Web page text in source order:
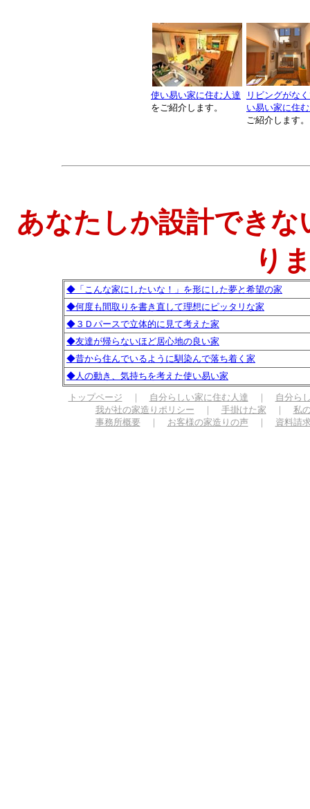
使い易い家に住む人達
をご紹介します。
リビングがな
い易い家に住
ご紹介します。
あなたしか設計でき
り
◆「こんな家にしたいな！」を形にした夢と希望の家
◆何度も間取りを書き直して理想にピッタリな家
◆３Ｄパースで立体的に見て考えた家
◆友達が帰らないほど居心地の良い家
◆昔から住んでいるように馴染んで落ち着く家
◆人の動き、気持ちを考えた使い易い家
トップページ 自分らしい家に住む人達
自分ら
我が社の家造りポリシー
手掛けた家
私
事務所概要｜ お客様の家造りの声｜ 資料請